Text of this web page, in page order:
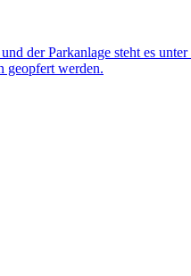
der Parkanlage steht es
geopfert werden.